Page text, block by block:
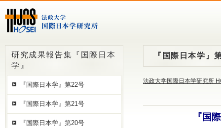
『国際日本学』
法政大学国際日本学研究所
『国
研究成果報告集『国際日本
学』
『国際日本学』第22号
『国際日本学』第21号
『国際日本学』第20号